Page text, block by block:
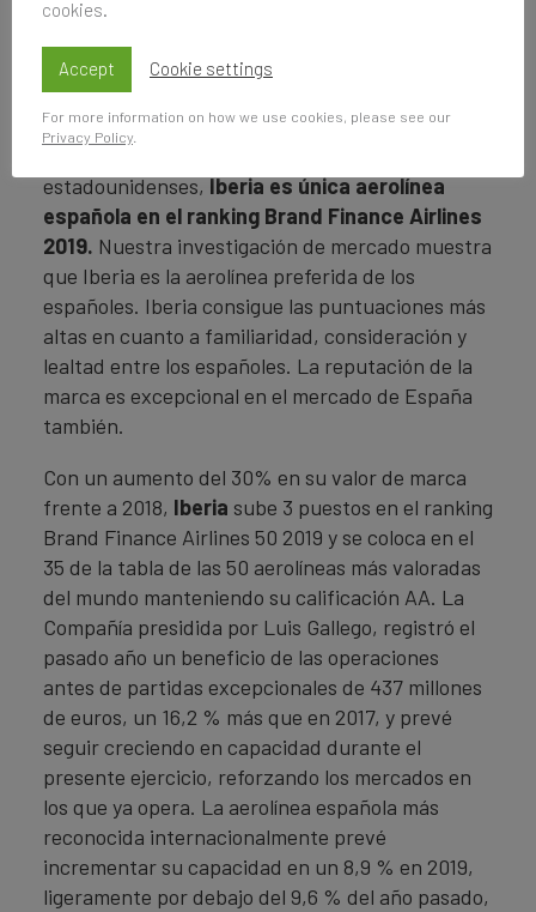
los 50 más valiosos.”
Managing Director de Brand Finance España.
estadounidenses,Iberia es única aerolínea
española en el ranking Brand Finance Airlines
2019. Nuestra investigación de mercado muestra
que Iberia es la aerolínea preferida de los
españoles. Iberia consigue las puntuaciones más
altas en cuanto a familiaridad, consideración y
lealtad entre los españoles. La reputación de la
marca es excepcional en el mercado de España
también.
Con un aumento del 30% en su valor de marca
frente a 2018, Iberia sube 3 puestos en el ranking
Brand Finance Airlines 50 2019 y se coloca en el
35 de la tabla de las 50 aerolíneas más valoradas
del mundo manteniendo su calificación AA. La
Compañía presidida por Luis Gallego, registró el
pasado año un beneficio de las operaciones
antes de partidas excepcionales de 437 millones
de euros, un 16,2 % más que en 2017, y prevé
seguir creciendo en capacidad durante el
presente ejercicio, reforzando los mercados en
los que ya opera. La aerolínea española más
reconocida internacionalmente prevé
incrementar su capacidad en un 8,9 % en 2019,
ligeramente por debajo del 9,6 % del año pasado,
cookies.
Accept Cookie settings
For more information on how we use cookies, please see our
Privacy Policy.